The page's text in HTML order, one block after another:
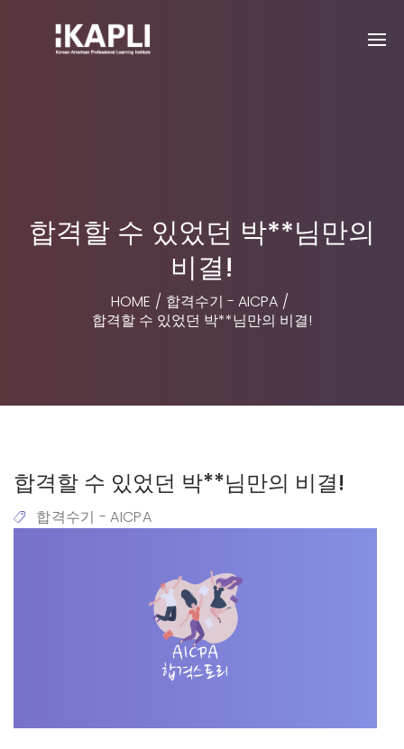
합격할 수 있었던 박**님만의
비결!
HOME / 합격수기 - AICPA /
합격할 수 있었던 박**님만의 비결!
합격할 수 있었던 박**님만의 비결!
합격수기 - AICPA